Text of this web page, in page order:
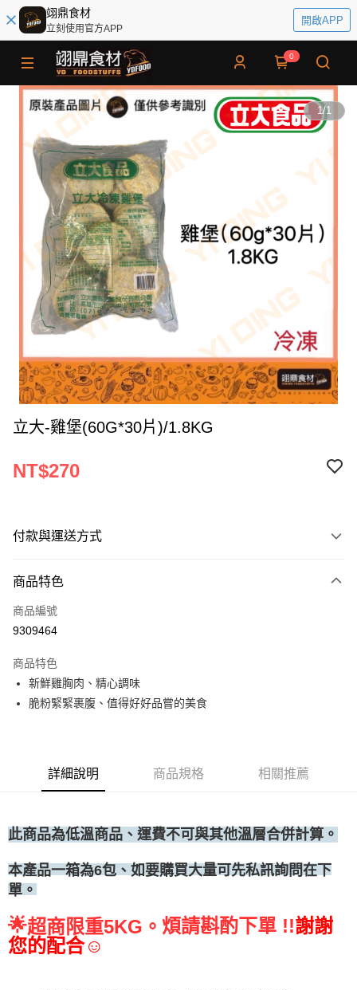
翊鼎食材
立刻使用官方APP
開啟APP
0
1/1
立大-雞堡(60G*30片)/1.8KG
NT$270
付款與運送方式
信用卡一次付款
Apple Pay
運送方式
商品特色
商品編號
9309464
商品特色
新鮮雞胸肉、精心調味
脆粉緊緊裹腹、值得好好品嘗的美食
詳細說明 商品規格 相關推薦
此商品為低溫商品、運費不可與其他溫層合併計算。
本產品一箱為6包、如要購買大量可先私訊詢問在下
單。
🌟超商限重5KG。 煩請斟酌下單 !!謝謝
您的配合☺